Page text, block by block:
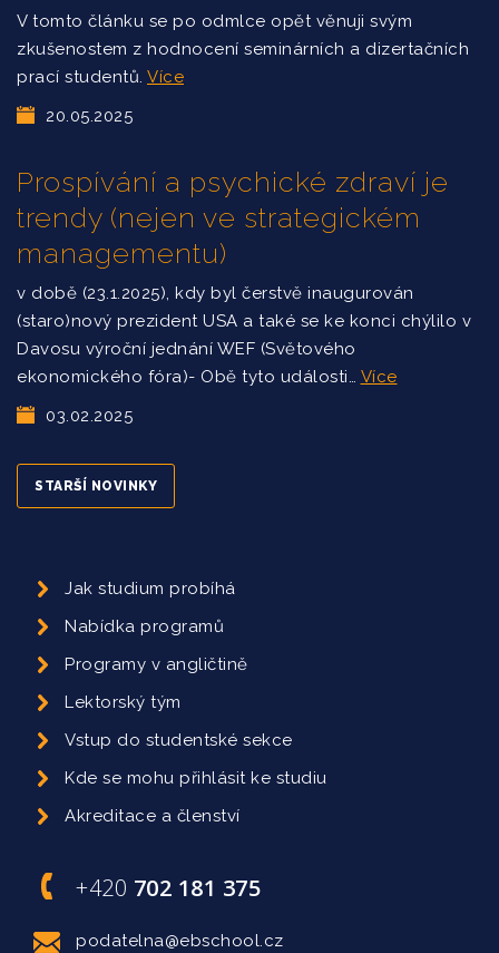
V tomto článku se po odmlce opět věnuji svým
zkušenostem z hodnocení seminárních a dizertačních
prací studentů. Více
20.05.2025
Prospívání a psychické zdraví je
trendy (nejen ve strategickém
managementu)
v době (23.1.2025), kdy byl čerstvě inaugurován
(staro)nový prezident USA a také se ke konci chýlilo v
Davosu výroční jednání WEF (Světového
ekonomického fóra)- Obě tyto události… Více
03.02.2025
STARŠÍ NOVINKY
Jak studium probíhá
Nabídka programů
Programy v angličtině
Lektorský tým
Vstup do studentské sekce
Kde se mohu přihlásit ke studiu
Akreditace a členství
+420 702 181 375
podatelna@ebschool.cz